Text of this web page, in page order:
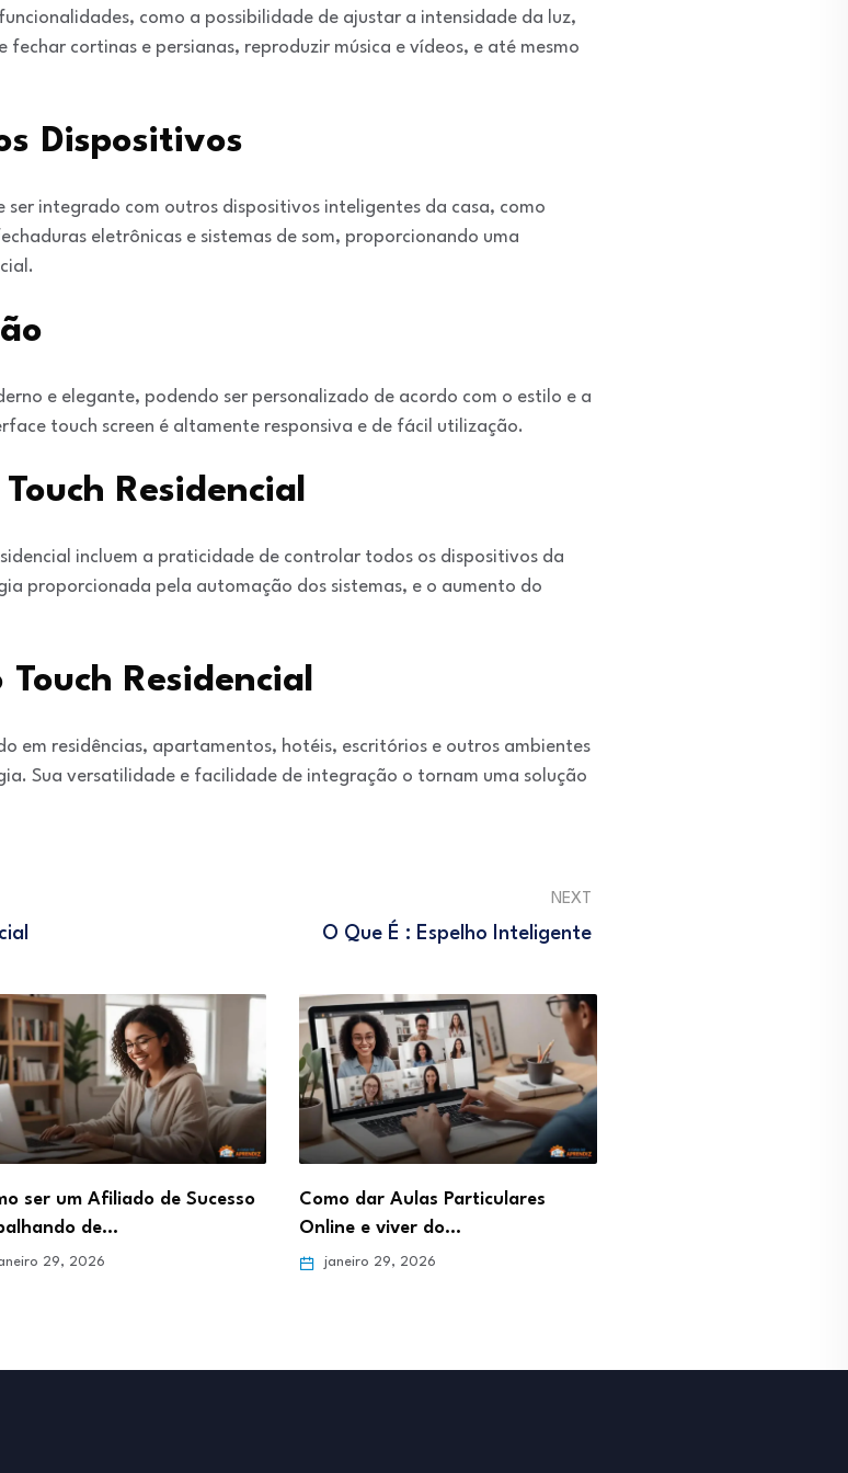
como a possibilidade de ajustar a intensidade da luz,
cortinas e persianas, reproduzir música e vídeos, e até mesmo
Dispositivos
ser integrado com outros dispositivos inteligentes da casa, como
eletrônicas e sistemas de som, proporcionando uma
e elegante, podendo ser personalizado de acordo com o estilo e a
touch screen é altamente responsiva e de fácil utilização.
Residencial
incluem a praticidade de controlar todos os dispositivos da
proporcionada pela automação dos sistemas, e o aumento do
Residencial
em residências, apartamentos, hotéis, escritórios e outros ambientes
Sua versatilidade e facilidade de integração o tornam uma solução
NEXT
O Que É : Espelho Inteligente
ser um Afiliado de Sucesso
de…
29, 2026
Como dar Aulas Particulares
Online e viver do…
janeiro 29, 2026